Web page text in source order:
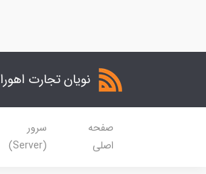
نویان تجارت اهورا
صفحه
اصلی
سرور
(Server)